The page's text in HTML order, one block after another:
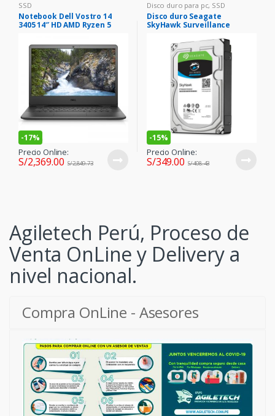
SSD
Notebook Dell Vostro 14
3405 14″ HD AMD Ryzen 5
256GB SSD M.2
-17%
Precio Online:
S/2,369.00 S/2,849.73
Disco duro para pc, SSD
Disco duro Seagate
SkyHawk Surveillance
Gbps, 3.5″
-15%
Precio Online:
S/349.00 S/408.43
Agiletech Perú, Proceso de
Venta OnLine y Delivery a
nivel nacional.
Compra OnLine - Asesores